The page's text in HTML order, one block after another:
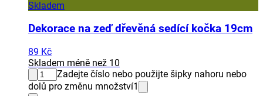
Skladem
Dekorace na zeď dřevěná sedící kočka 19cm
89 Kč
Skladem méně než 10
Zadejte číslo nebo použijte šipky nahoru nebo
dolů pro změnu množství1